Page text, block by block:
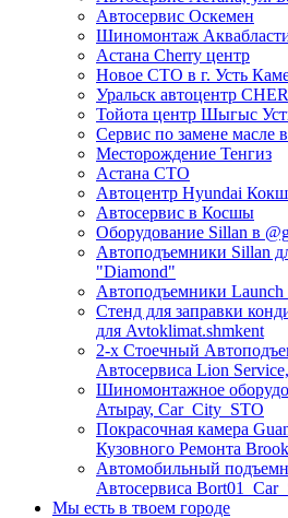
Автосервис Оскемен
Шиномонтаж
Астана Cherry центр
Новое СТО в г. Усть
Уральск автоцентр
Тойота центр Шыгыс
Сервис по замене масле
Месторождение Тенгиз
Астана СТО
Автоцентр Hyundai
Автосервис в Косшы
Оборудование Sillan в
Автоподъемники Sillan
"Diamond"
Автоподъемники
Стенд для заправки
для Avtoklimat.shmkent
2-х Стоечный
Автосервиса Lion
Шиномонтажное
Атырау, Car_City_STO
Покрасочная камера
Кузовного Ремонта
Автомобильный
Автосервиса
Мы есть в твоем городе